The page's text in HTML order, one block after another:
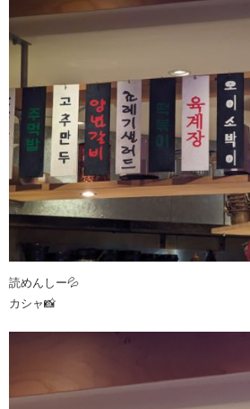
読めんしー💦
カシャ📸